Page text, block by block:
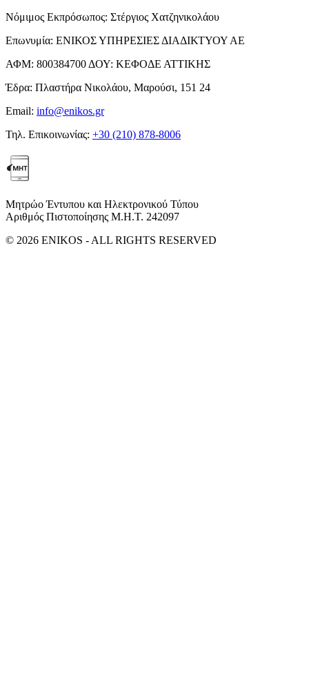
Νόμιμος Εκπρόσωπος: Στέργιος Χατζηνικολάου
Επωνυμία: ΕΝΙΚΟΣ ΥΠΗΡΕΣΙΕΣ ΔΙΑΔΙΚΤΥΟΥ ΑΕ
ΑΦΜ: 800384700 ΔΟΥ: ΚΕΦΟΔΕ ΑΤΤΙΚΗΣ
Έδρα: Πλαστήρα Νικολάου, Μαρούσι, 151 24
Email: info@enikos.gr
Τηλ. Επικοινωνίας: +30 (210) 878-8006
Μητρώο Έντυπου και Ηλεκτρονικού Τύπου
Αριθμός Πιστοποίησης Μ.Η.Τ. 242097
© 2026 ENIKOS - ALL RIGHTS RESERVED